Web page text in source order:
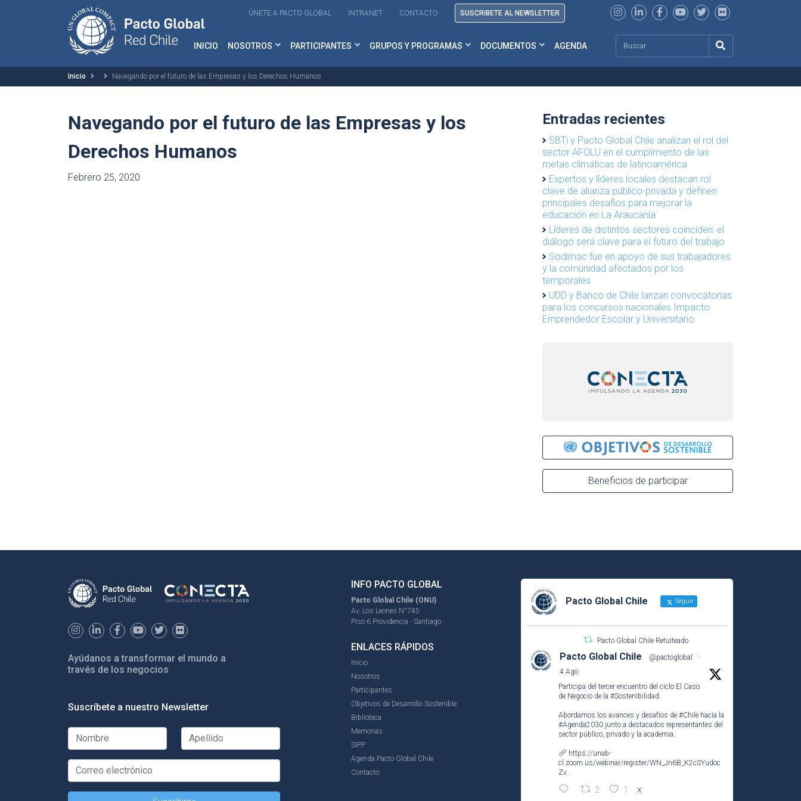
ÚNETE A PACTO GLOBAL INTRANET CONTACTO SUSCRIBETE AL NEWSLETTER
INICIO NOSOTROS PARTICIPANTES GRUPOS Y PROGRAMAS DOCUMENTOS AGENDA
Inicio Navegando por el futuro de las Empresas y los Derechos Humanos
Navegando por el futuro de las Empresas y los
Derechos Humanos
Febrero 25, 2020
Entradas recientes
SBTi y Pacto Global Chile analizan el rol del
sector AFOLU en el cumplimiento de las
metas climáticas de latinoamérica
Expertos y líderes locales destacan rol
clave de alianza público-privada y definen
principales desafíos para mejorar la
educación en La Araucanía
Líderes de distintos sectores coinciden: el
diálogo será clave para el futuro del trabajo
Sodimac fue en apoyo de sus trabajadores
y la comunidad afectados por los
temporales
UDD y Banco de Chile lanzan convocatorias
para los concursos nacionales Impacto
Emprendedor Escolar y Universitario
Beneficios de participar
Ayúdanos a transformar el mundo a
través de los negocios
Suscríbete a nuestro Newsletter
INFO PACTO GLOBAL
Pacto Global Chile (ONU)
Av. Los Leones N°745
Piso 6 Providencia - Santiago
ENLACES RÁPIDOS
Inicio
Nosotros
Participantes
Objetivos de Desarrollo Sostenible
Biblioteca
Memorias
SIPP
Agenda Pacto Global Chile
Contacto
Pacto Global Chile Seguir
Pacto Global Chile Retuiteado
Pacto Global Chile @pactoglobal
·
4 Ago
Participa del tercer encuentro del ciclo El Caso
de Negocio de la #Sostenibilidad.
Abordamos los avances y desafíos de #Chile hacia la
#Agenda2030 junto a destacados representantes del
sector público, privado y la academia.
https://unab-
cl.zoom.us/webinar/register/WN_Jn6B_K2cSYudoc
Zv...
2 1 X